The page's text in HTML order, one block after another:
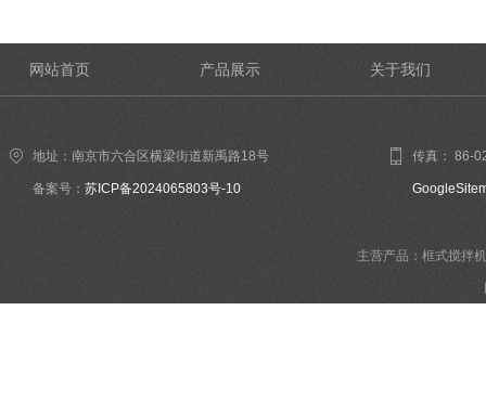
网站首页 产品展示 关于我们
地址：南京市六合区横梁街道新禹路18号
备案号： 苏ICP备2024065803号-10
传真： 86-
主营产品：框式搅拌